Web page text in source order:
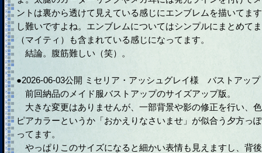
ントは裏から透けて見えている感じにエンブレムを描いてま
し難いですよね。エンブレムについてはシンプルにまとめて
（マイティ）も含まれている感じになってます。
結論。腹筋難しい（笑）。
●2026-06-03公開 ミセリア・アッシュグレイ様 バストアッ
前回納品のメイド服バストアップのサイズアップ版。
大きな変更はありませんが、一部背景や影の修正を行い、
ピアカラーというか「おかえりなさいませ」が似合う夕方っ
ってます。
やっぱりこのサイズになると細かい表情も見えますし、背